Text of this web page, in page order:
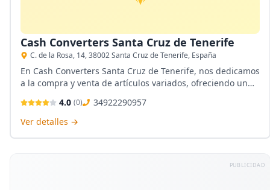
Cash Converters Santa Cruz de Tenerife
C. de la Rosa, 14, 38002 Santa Cruz de Tenerife, España
En Cash Converters Santa Cruz de Tenerife, nos dedicamos
a la compra y venta de artículos variados, ofreciendo un
corazón de la ciudad, brindamos también opciones de
financiamiento y envíos gratuitos. Nuestro compromiso es
4.0 (0)
34922290957
Ver detalles →
PUBLICIDAD